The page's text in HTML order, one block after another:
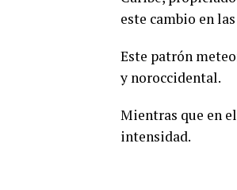
este cambio en
Este patrón
y noroccidental.
Mientras que en
intensidad.